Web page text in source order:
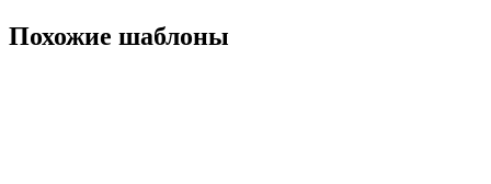
Похожие шаблоны